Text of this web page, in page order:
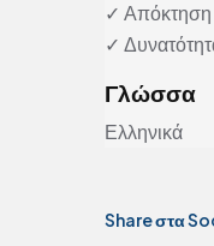
✓ Απόκτηση
✓
Γλώσσα
Ελληνικά
Share στα